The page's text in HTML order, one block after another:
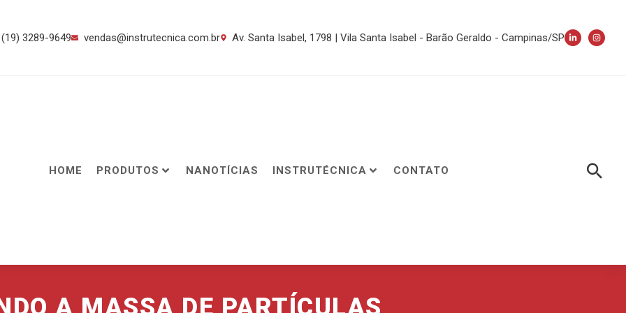
(19) 3289-9649 vendas@instrutecnica.com.br Av. Santa Isabel, 1798 | Vila Santa Isabel - Barão Geraldo - Campinas/SP
HOME PRODUTOS NANOTÍCIAS INSTRUTÉCNICA CONTATO